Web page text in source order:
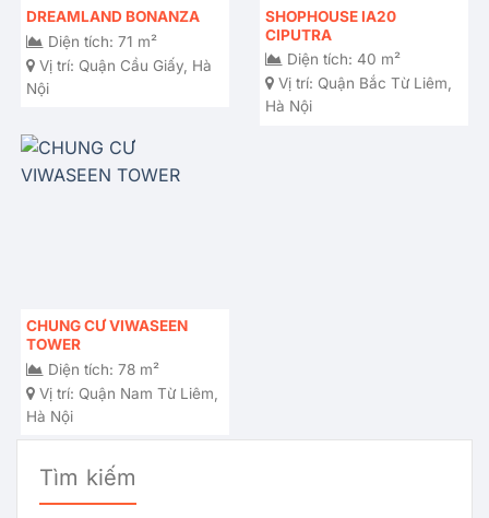
DREAMLAND BONANZA
Diện tích: 71 m²
Vị trí: Quận Cầu Giấy, Hà
Nội
SHOPHOUSE IA20
CIPUTRA
Diện tích: 40 m²
Vị trí: Quận Bắc Từ Liêm,
Hà Nội
CHUNG CƯ VIWASEEN
TOWER
Diện tích: 78 m²
Vị trí: Quận Nam Từ Liêm,
Hà Nội
Tìm kiếm